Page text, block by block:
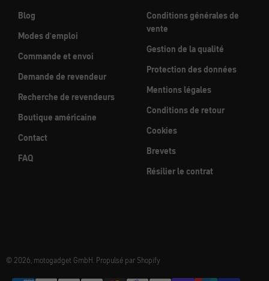
Blog
Modes d'emploi
Commande et envoi
Demande de revendeur
Recherche de revendeurs
Boutique américaine
Contact
FAQ
Conditions générales de
vente
Gestion de la qualité
Protection des données
Mentions légales
Conditions de retour
Cookies
Brevets
Résilier le contrat
© 2026, motogadget GmbH. Propulsé par Shopify